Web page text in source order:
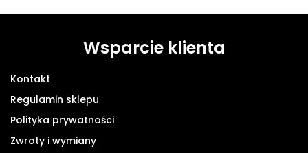
Wsparcie klienta
Kontakt
Regulamin sklepu
Polityka prywatności
Zwroty i wymiany